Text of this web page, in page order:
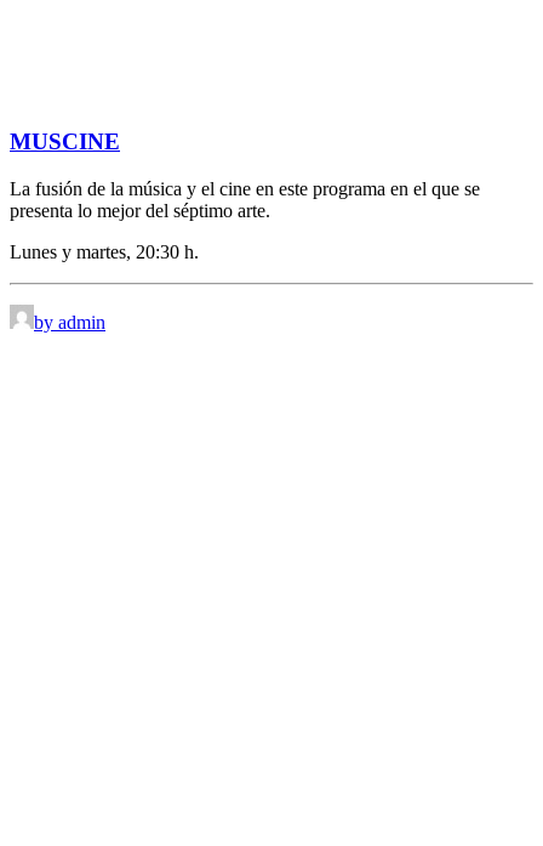
MUSCINE
La fusión de la música y el cine en este programa en el que se
presenta lo mejor del séptimo arte.
Lunes y martes, 20:30 h.
by admin